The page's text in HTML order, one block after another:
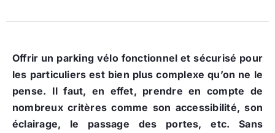
Offrir un parking vélo fonctionnel et sécurisé pour
les particuliers est bien plus complexe qu’on ne le
pense. Il faut, en effet, prendre en compte de
nombreux critères comme son accessibilité, son
éclairage, le passage des portes, etc. Sans